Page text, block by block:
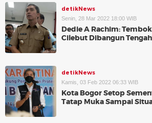
detikNews
Senin, 28 Mar 2022 18:00 WIB
Dedie A Rachim:
Cilebut Dibangun
detikNews
Kamis, 03 Feb 2022 06:33 WIB
Kota Bogor Setop
Tatap Muka Sampai